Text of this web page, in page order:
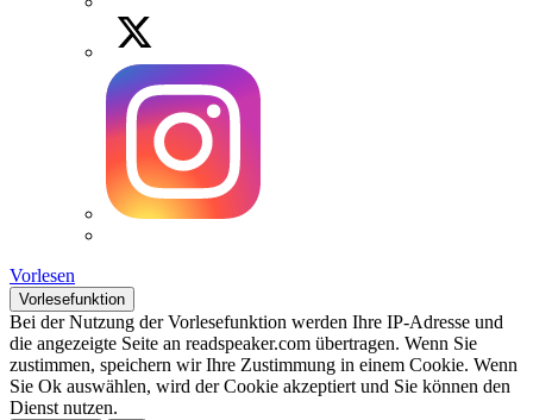
Vorlesen
Vorlesefunktion
Bei der Nutzung der Vorlesefunktion werden Ihre IP-Adresse und
die angezeigte Seite an readspeaker.com übertragen. Wenn Sie
zustimmen, speichern wir Ihre Zustimmung in einem Cookie. Wenn
Sie Ok auswählen, wird der Cookie akzeptiert und Sie können den
Dienst nutzen.